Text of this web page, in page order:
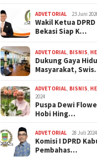
ADVETORIAL 23 Juni
Wakil Ketua
Bekasi Siap K…
ADVETORIAL BISNIS
Dukung Gaya
Masyarakat,
ADVETORIAL BISNIS
2024
Puspa Dewi
Hobi Hing…
ADVETORIAL 28 Juli 2024
Komisi I DPRD
Pembahas…